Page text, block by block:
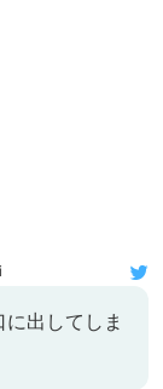
出してしま